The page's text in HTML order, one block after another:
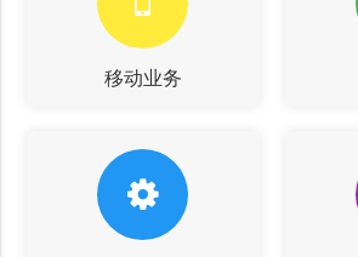
移动业务